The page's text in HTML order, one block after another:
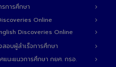
รการศึกษา
Online
Discoveries Online
สอบผู้สำเร็จการศึกษา
แนะแนวการศึกษา กยศ. กรอ.